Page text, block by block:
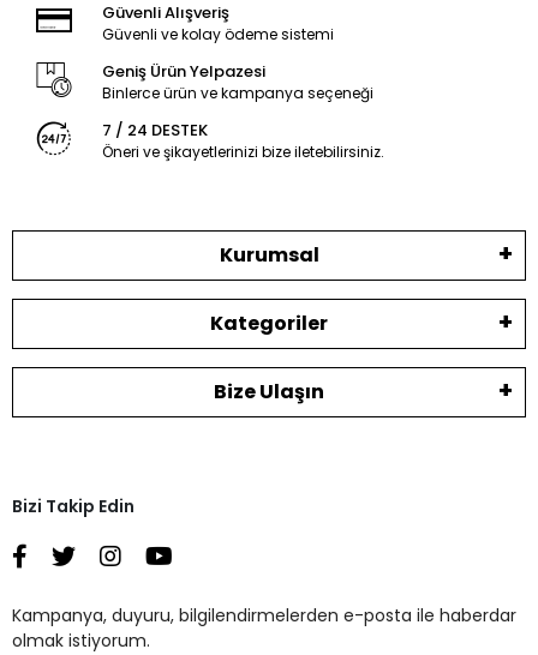
Güvenli Alışveriş
Güvenli ve kolay ödeme sistemi
Geniş Ürün Yelpazesi
Binlerce ürün ve kampanya seçeneği
7 / 24 DESTEK
Öneri ve şikayetlerinizi bize iletebilirsiniz.
Kurumsal
Kategoriler
Bize Ulaşın
Bizi Takip Edin
Kampanya, duyuru, bilgilendirmelerden e-posta ile haberdar
olmak istiyorum.